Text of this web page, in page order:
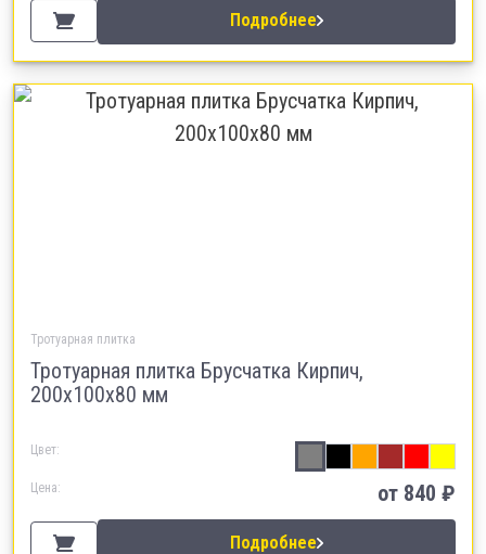
Подробнее
Тротуарная плитка
Тротуарная плитка Брусчатка Кирпич,
200х100х80 мм
Цвет:
Цена: от 840 ₽
Подробнее